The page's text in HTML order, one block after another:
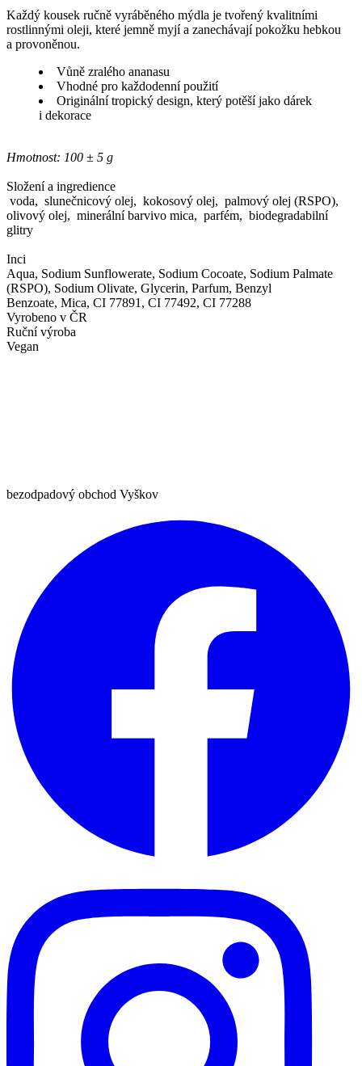
Každý kousek ručně vyráběného mýdla je tvořený kvalitními
rostlinnými oleji, které jemně myjí a zanechávají pokožku hebkou
a provoněnou.
Vůně zralého ananasu
Vhodné pro každodenní použití
Originální tropický design, který potěší jako dárek
i dekorace
Hmotnost: 100 ± 5 g
Složení a ingredience
voda, slunečnicový olej, kokosový olej, palmový olej (RSPO),
olivový olej, minerální barvivo mica, parfém, biodegradabilní
glitry
Inci
Aqua, Sodium Sunflowerate, Sodium Cocoate, Sodium Palmate
(RSPO), Sodium Olivate, Glycerin, Parfum, Benzyl
Benzoate, Mica, CI 77891, CI 77492, CI 77288
Vyrobeno v ČR
Ruční výroba
Vegan
bezodpadový obchod Vyškov